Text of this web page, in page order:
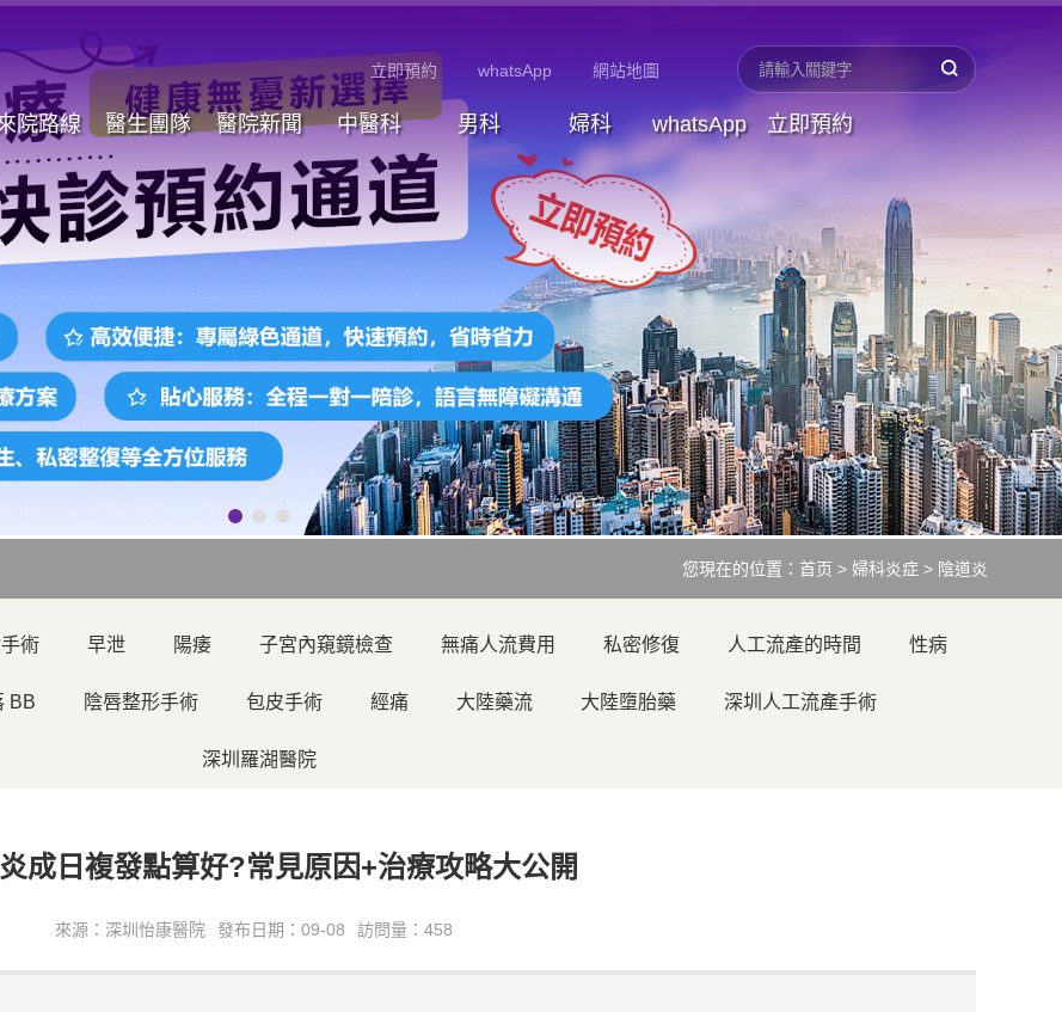
立即預約 whatsApp 網站地圖
院路線 醫生團隊 醫院新聞 中醫科 男科 婦科 whatsApp 立即預約
您現在的位置： 首页 > 婦科炎症 > 陰道炎
術 早泄 陽痿 子宮內窺鏡檢查 無痛人流費用 私密修復 人工流產的時間 性病
BB 陰唇整形手術 包皮手術 經痛 大陸藥流 大陸墮胎藥 深圳人工流產手術
深圳羅湖醫院
成日複發點算好?常見原因+治療攻略大公開
來源：深圳怡康醫院 發布日期：09-08 訪問量：458